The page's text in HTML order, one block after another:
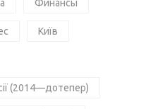
Финансы
Київ
(2014—дотепер)